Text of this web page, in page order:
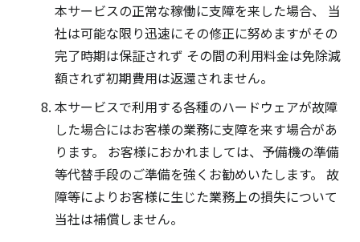
本サービスの正常な稼働に支障を来した場合、 当
社は可能な限り迅速にその修正に努めますがその
完了時期は保証されず その間の利用料金は免除減
額されず初期費用は返還されません。
本サービスで利用する各種のハードウェアが故障
した場合にはお客様の業務に支障を来す場合があ
ります。 お客様におかれましては、予備機の準備
等代替手段のご準備を強くお勧めいたします。 故
障等によりお客様に生じた業務上の損失について
当社は補償しません。